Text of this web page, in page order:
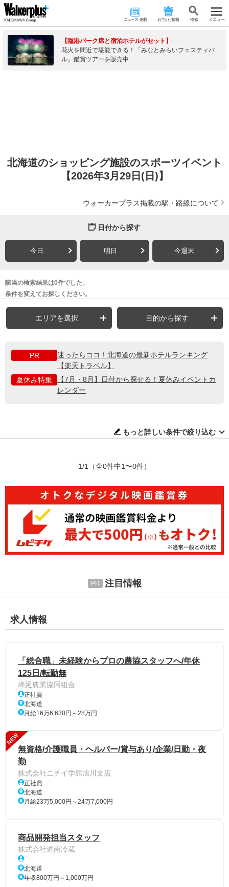
ニュース･連載 おでかけ情報 検 索 メニュー
【臨港パーク席と宿泊ホテルがセット】
花火を間近で堪能できる！「みなとみらいフェスティバ
ル」鑑賞ツアーを販売中
北海道のショッピング施設のスポーツイベント
【2026年3月29日(日)】
ウォーカープラス掲載の駅・路線について
日付から探す
今日 明日 今週末
該当の検索結果は0件でした。
条件を変えてお探しください。
エリアを選択 目的から探す
PR
迷ったらココ！北海道の最新ホテルランキング
【楽天トラベル】
夏休み特集
【7月・8月】日付から探せる！夏休みイベントカ
レンダー
もっと詳しい条件で絞り込む
1/1 （全0件中1〜0件）
注目情報
求人情報
「総合職」未経験からプロの農協スタッフへ/年休
125日/転勤無
峰延農業協同組合
正社員
北海道
月給16万6,630円～28万円
NEW
無資格/介護職員・ヘルパー/賞与あり/企業/日勤・夜
勤
株式会社ニチイ学館旭川支店
正社員
北海道
月給23万5,000円～24万7,000円
商品開発担当スタッフ
株式会社道南冷蔵
北海道
年収800万円～1,000万円